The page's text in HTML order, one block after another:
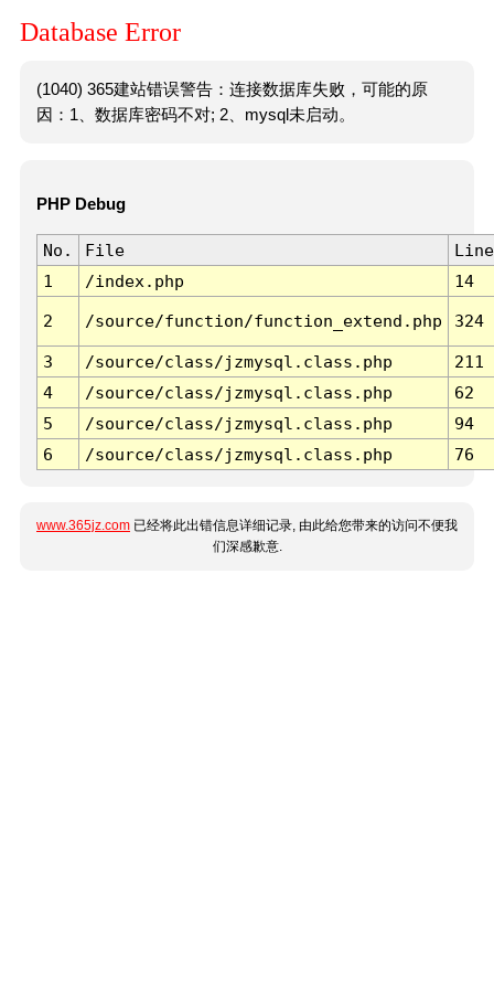
Database Error
(1040) 365建站错误警告：连接数据库失败，可能的原
因：1、数据库密码不对; 2、mysql未启动。
PHP Debug
No. File
Line
1
/index.php 14
2 /source/function/function_extend.php 324
3 /source/class/jzmysql.class.php
211
4
/source/class/jzmysql.class.php
62
5
/source/class/jzmysql.class.php
94
6
/source/class/jzmysql.class.php 76
www.365jz.com 已经将此出错信息详细记录, 由此给您带来的访问不便我
们深感歉意.